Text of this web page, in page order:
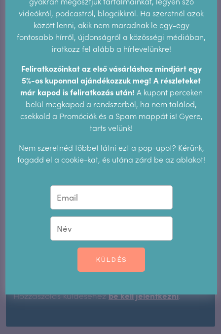
Épp jelenleg tart a jelentkezési időszak a
tanfolyamunkra –bővebb információk itt!
Tetszett a cikk?
Akkor oszd meg vagy küldd
el a barátaidnak!
Messenger
Pinterest
Hozzászólás küldéséhezbe kell jelentkezni.
videókról, podcastról, blogcikkről. Ha szeretnél azok
között lenni, akik nem maradnak le egy-egy
fontosabb hírről, újdonságról a közösségi médiában,
iratkozz fel alább a hírlevelünkre!
Feliratkozóinkat az első vásárláshoz mindjárt egy
5%-os kuponnal ajándékozzuk meg! A részleteket
már kapod is feliratkozás után! A kupont perceken
belül megkapod a rendszerből, ha nem találod,
csekkold a Promóciók és a Spam mappát is! Gyere,
tarts velünk!
Nem szeretnéd többet látni ezt a pop-upot? Kérünk,
fogadd el a cookie-kat, és utána zárd be az ablakot!
KÜLDÉS